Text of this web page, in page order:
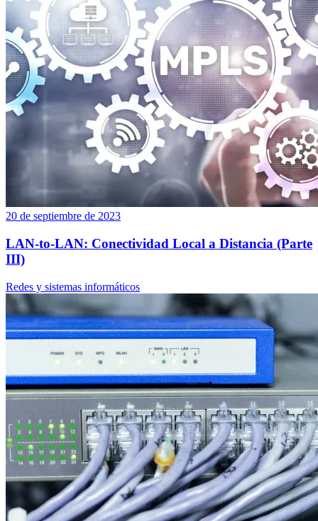
20 de septiembre de 2023
LAN-to-LAN: Conectividad Local a Distancia (Parte
III)
Redes y sistemas informáticos